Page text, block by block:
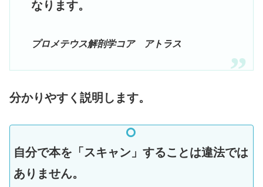
なります。
プロメテウス解剖学コア アトラス
分かりやすく説明します。
自分で本を「スキャン」することは違法では
ありません。